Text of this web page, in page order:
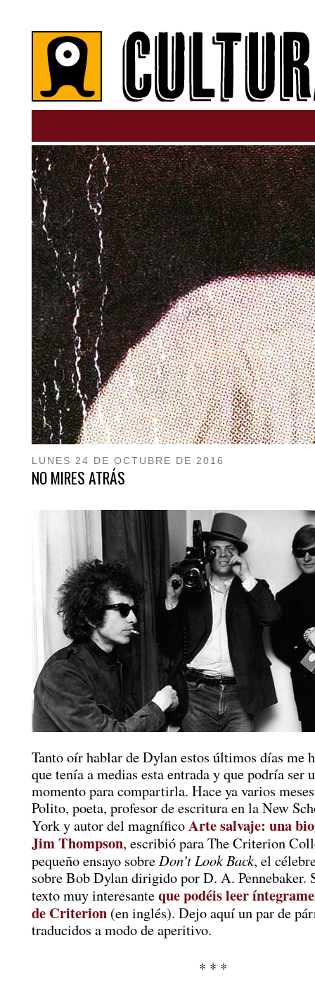
LUNES 24 DE OCTUBRE DE 2016
NO MIRES ATRÁS
Tanto oír hablar de Dylan estos últimos días me
que tenía a medias esta entrada y que podría ser
momento para compartirla. Hace ya varios
Polito, poeta, profesor de escritura en la New
York y autor del magníficoArte salvaje: una
Jim Thompson, escribió para The Criterion
pequeño ensayo sobre Don’t Look Back, el
sobre Bob Dylan dirigido por D. A. Pennebaker.
texto muy interesanteque podéis leer
de Criterion (en inglés). Dejo aquí un par de
traducidos a modo de aperitivo.
* * *